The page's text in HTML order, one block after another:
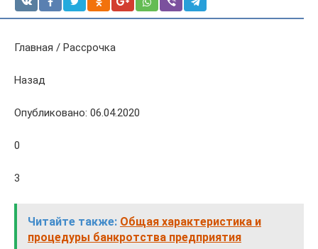
Главная / Рассрочка
Назад
Опубликовано: 06.04.2020
0
3
Читайте также: Общая характеристика и
процедуры банкротства предприятия